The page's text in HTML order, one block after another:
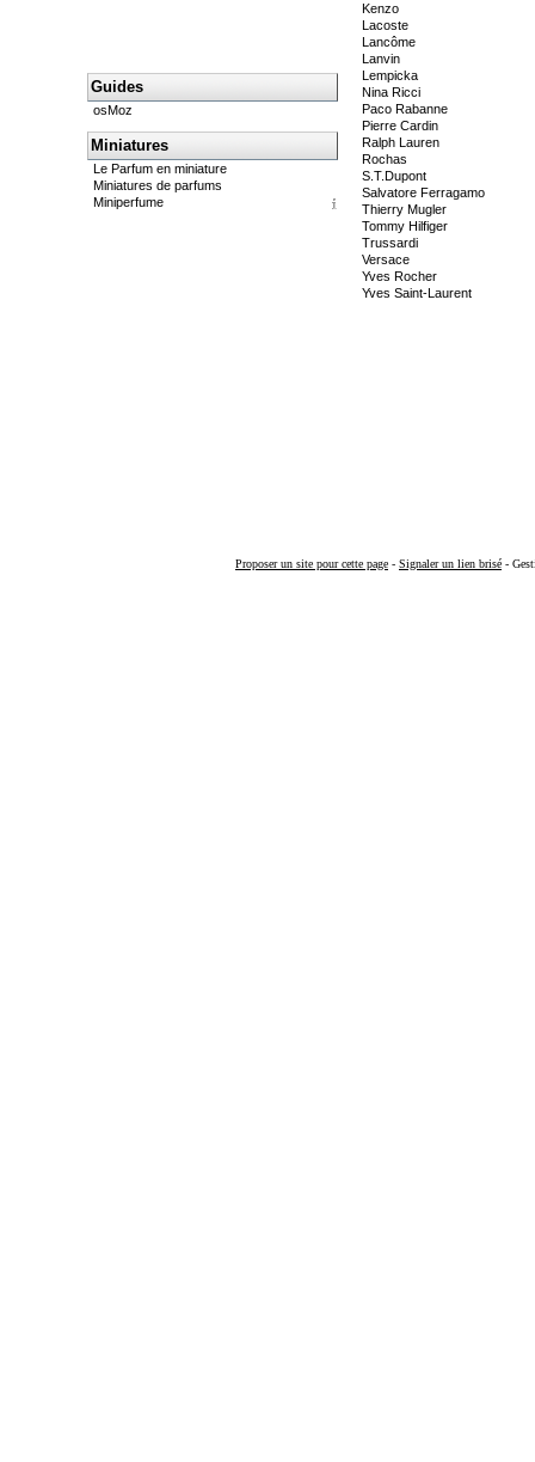
Guides
osMoz
Miniatures
Le Parfum en miniature
Miniatures de parfums
Miniperfume
Kenzo
Lacoste
Lancôme
Lanvin
Lempicka
Nina Ricci
Paco Rabanne
Pierre Cardin
Ralph Lauren
Rochas
S.T.Dupont
Salvatore Ferragamo
Thierry Mugler
Tommy Hilfiger
Trussardi
Versace
Yves Rocher
Yves Saint-Laurent
Proposer un site pour cette page - Signaler un lien brisé -